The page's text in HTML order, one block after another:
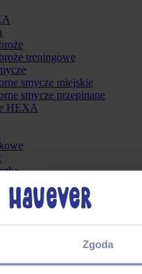
Zgoda
treningowe
smycze miejskie
smycze przepinane
HEXA